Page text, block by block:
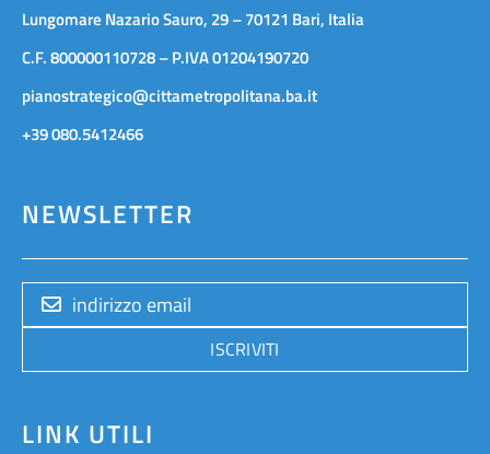
Lungomare Nazario Sauro, 29 – 70121 Bari, Italia
C.F. 800000110728 – P.IVA 01204190720
pianostrategico@cittametropolitana.ba.it
+39 080.5412466
NEWSLETTER
ISCRIVITI
LINK UTILI